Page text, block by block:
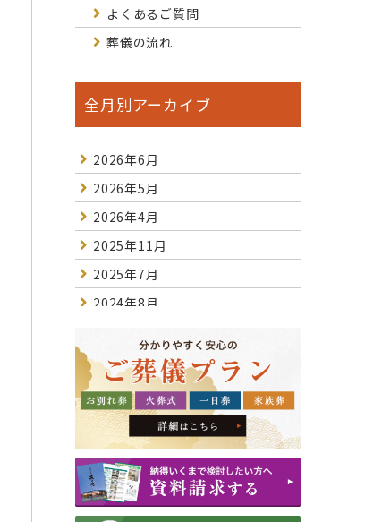
よくあるご質問
葬儀の流れ
全月別アーカイブ
2026年6月
2026年5月
2026年4月
2025年11月
2025年7月
2024年8月
2023年10月
2023年2月
2023年1月
2022年12月
2022年11月
2022年6月